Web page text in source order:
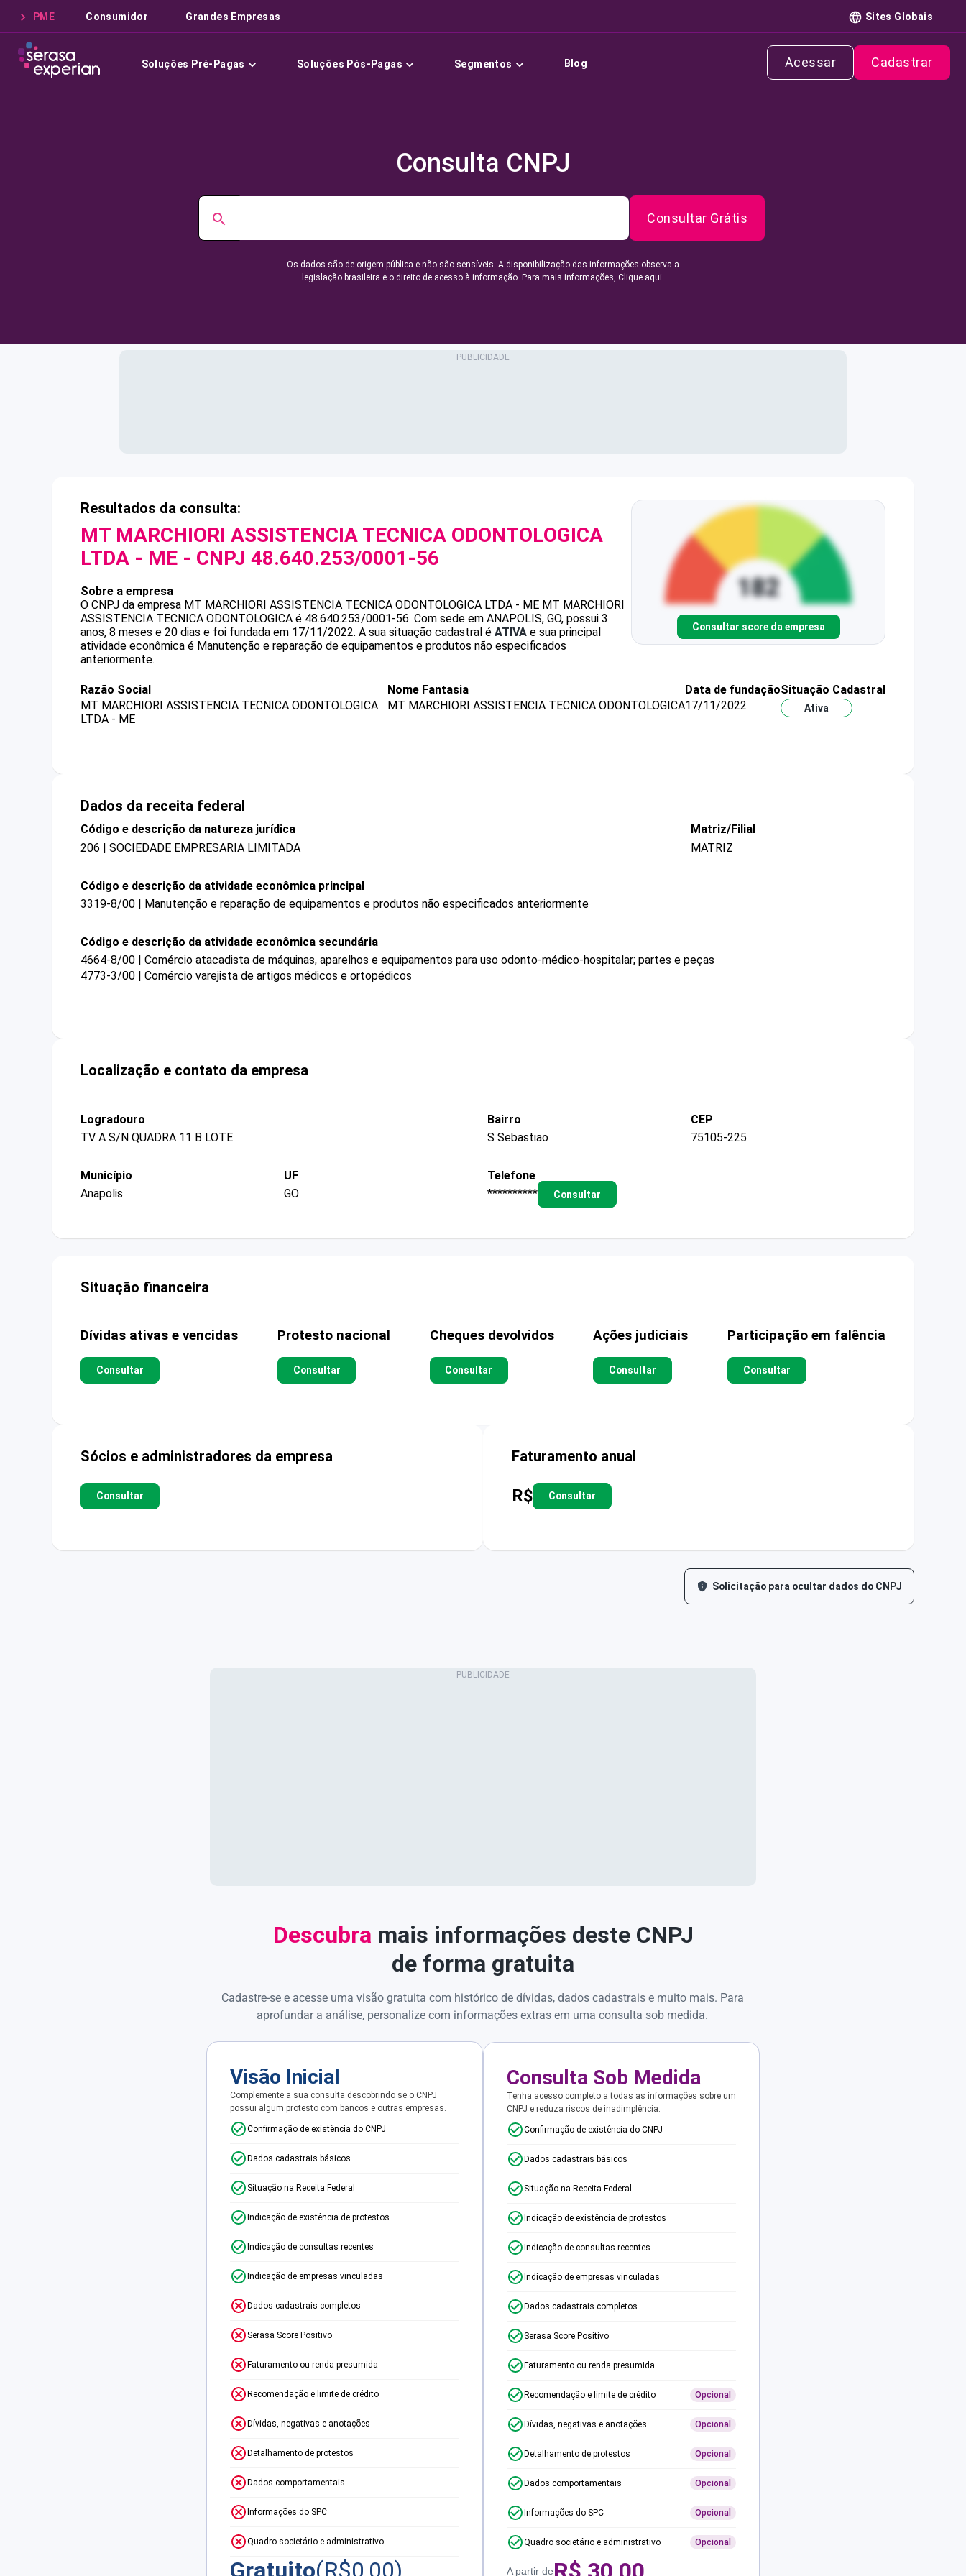
PME Consumidor Grandes Empresas Sites Globais
Soluções Pré-Pagas Soluções Pós-Pagas Segmentos Blog Acessar Cadastrar
Consulta CNPJ
Consultar Grátis
Os dados são de origem pública e não são sensíveis. A disponibilização das informações observa a
legislação brasileira e o direito de acesso à informação. Para mais informações, Clique aqui.
Resultados da consulta:
MT MARCHIORI ASSISTENCIA TECNICA ODONTOLOGICA
LTDA - ME - CNPJ 48.640.253/0001-56
Sobre a empresa
O CNPJ da empresa MT MARCHIORI ASSISTENCIA TECNICA ODONTOLOGICA LTDA - ME MT MARCHIORI
ASSISTENCIA TECNICA ODONTOLOGICA é 48.640.253/0001-56. Com sede em ANAPOLIS, GO, possui 3
anos, 8 meses e 20 dias e foi fundada em 17/11/2022. A sua situação cadastral é ATIVA e sua principal
atividade econômica é Manutenção e reparação de equipamentos e produtos não especificados
anteriormente.
Consultar score da empresa
Razão Social
MT MARCHIORI ASSISTENCIA TECNICA ODONTOLOGICA
LTDA - ME
Nome Fantasia
MT MARCHIORI ASSISTENCIA TECNICA ODONTOLOGICA
Data de fundação
17/11/2022
Situação Cadastral
Ativa
Dados da receita federal
Código e descrição da natureza jurídica
206 | SOCIEDADE EMPRESARIA LIMITADA
Matriz/Filial
MATRIZ
Código e descrição da atividade econômica principal
3319-8/00 | Manutenção e reparação de equipamentos e produtos não especificados anteriormente
Código e descrição da atividade econômica secundária
4664-8/00 | Comércio atacadista de máquinas, aparelhos e equipamentos para uso odonto-médico-hospitalar; partes e peças
4773-3/00 | Comércio varejista de artigos médicos e ortopédicos
Localização e contato da empresa
Logradouro
TV A S/N QUADRA 11 B LOTE
Bairro
S Sebastiao
CEP
75105-225
Município
Anapolis
UF
GO
Telefone
**********
Consultar
Situação financeira
Dívidas ativas e vencidas
Consultar
Protesto nacional
Consultar
Cheques devolvidos
Consultar
Ações judiciais
Consultar
Participação em falência
Consultar
Sócios e administradores da empresa
Consultar
Faturamento anual
R$ Consultar
Solicitação para ocultar dados do CNPJ
Descubra mais informações deste CNPJ
de forma gratuita
Cadastre-se e acesse uma visão gratuita com histórico de dívidas, dados cadastrais e muito mais. Para
aprofundar a análise, personalize com informações extras em uma consulta sob medida.
Visão Inicial
Complemente a sua consulta descobrindo se o CNPJ
possui algum protesto com bancos e outras empresas.
Confirmação de existência do CNPJ
Dados cadastrais básicos
Situação na Receita Federal
Indicação de existência de protestos
Indicação de consultas recentes
Indicação de empresas vinculadas
Dados cadastrais completos
Serasa Score Positivo
Faturamento ou renda presumida
Recomendação e limite de crédito
Dívidas, negativas e anotações
Detalhamento de protestos
Dados comportamentais
Informações do SPC
Quadro societário e administrativo
Gratuito(R$0,00)
Consulta Sob Medida
Tenha acesso completo a todas as informações sobre um
CNPJ e reduza riscos de inadimplência.
Confirmação de existência do CNPJ
Dados cadastrais básicos
Situação na Receita Federal
Indicação de existência de protestos
Indicação de consultas recentes
Indicação de empresas vinculadas
Dados cadastrais completos
Serasa Score Positivo
Faturamento ou renda presumida
Recomendação e limite de crédito Opcional
Dívidas, negativas e anotações Opcional
Detalhamento de protestos Opcional
Dados comportamentais Opcional
Informações do SPC Opcional
Quadro societário e administrativo Opcional
A partir de